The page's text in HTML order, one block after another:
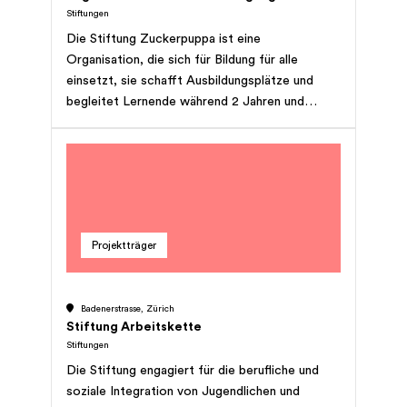
unterstützt. Sämtliche Projekte werden von
Scintillae Stiftung überwacht.
Stiftungen
Die Stiftung Zuckerpuppa ist eine
Organisation, die sich für Bildung für alle
einsetzt, sie schafft Ausbildungsplätze und
begleitet Lernende während 2 Jahren und
Weg in die Berufswelt.
Projektträger
Badenerstrasse, Zürich
Stiftung Arbeitskette
Stiftungen
Die Stiftung engagiert für die berufliche und
soziale Integration von Jugendlichen und